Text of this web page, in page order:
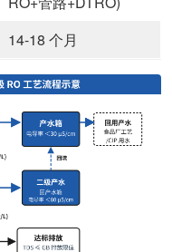
14-18 个月